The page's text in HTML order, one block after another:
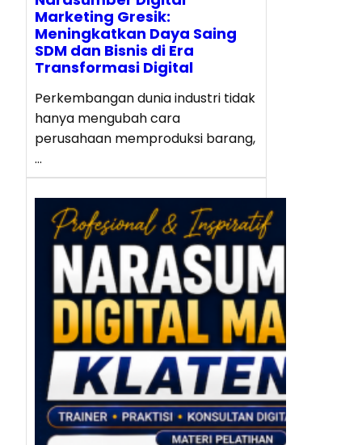
Marketing Gresik:
Meningkatkan Daya Saing
SDM dan Bisnis di Era
Transformasi Digital
Perkembangan dunia industri tidak
hanya mengubah cara
perusahaan memproduksi barang,
…